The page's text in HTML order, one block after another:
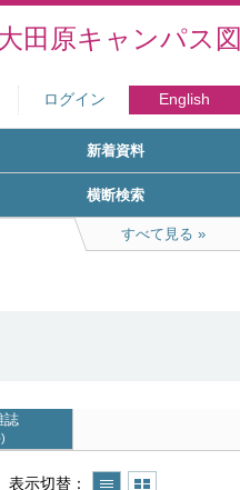
田原キャンパス
ログイン English
新着資料
横断検索
すべて見る
誌
表示切替